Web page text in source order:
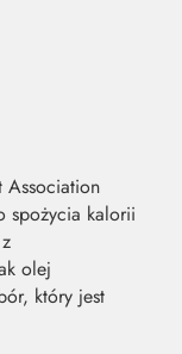
Association
spożycia kalorii
olej
który jest